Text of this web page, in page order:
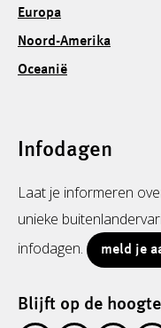
Europa
Noord-Amerika
Oceanië
Infodagen
Laat je informeren
unieke
infodagen.
meld je
Blijft op de